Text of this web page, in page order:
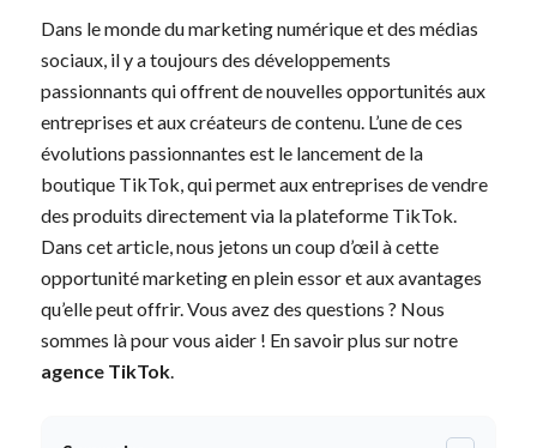
Dans le monde du marketing numérique et des médias
sociaux, il y a toujours des développements
passionnants qui offrent de nouvelles opportunités aux
entreprises et aux créateurs de contenu. L’une de ces
évolutions passionnantes est le lancement de la
boutique TikTok, qui permet aux entreprises de vendre
des produits directement via la plateforme TikTok.
Dans cet article, nous jetons un coup d’œil à cette
opportunité marketing en plein essor et aux avantages
qu’elle peut offrir. Vous avez des questions ? Nous
sommes là pour vous aider ! En savoir plus sur notre
agence TikTok.